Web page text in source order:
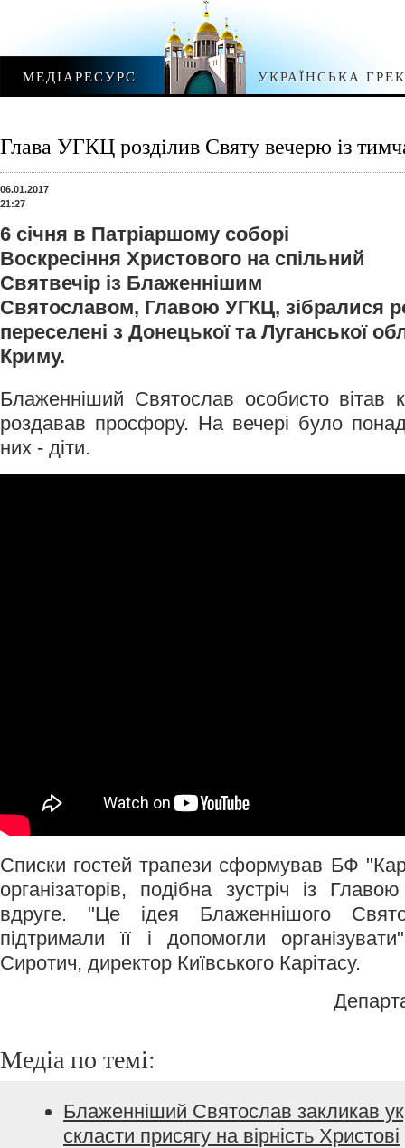
МЕДІАРЕСУРС УКРАЇНСЬКА
Глава УГКЦ розділив Святу вечерю із
06.01.2017
21:27
6 січня в Патріаршому соборі
Воскресіння Христового на спільний
Святвечір із Блаженнішим
Святославом, Главою УГКЦ, зібралися
переселені з Донецької та Луганської
Криму.
Блаженніший Святослав особисто вітав
роздавав просфору. На вечері було
них - діти.
Списки гостей трапези сформував БФ
організаторів, подібна зустріч із
вдруге. "Це ідея Блаженнішого
підтримали її і допомогли
Сиротич, директор Київського Карітасу.
Медіа по темі:
Блаженніший Святослав закликав
скласти присягу на вірність Христові